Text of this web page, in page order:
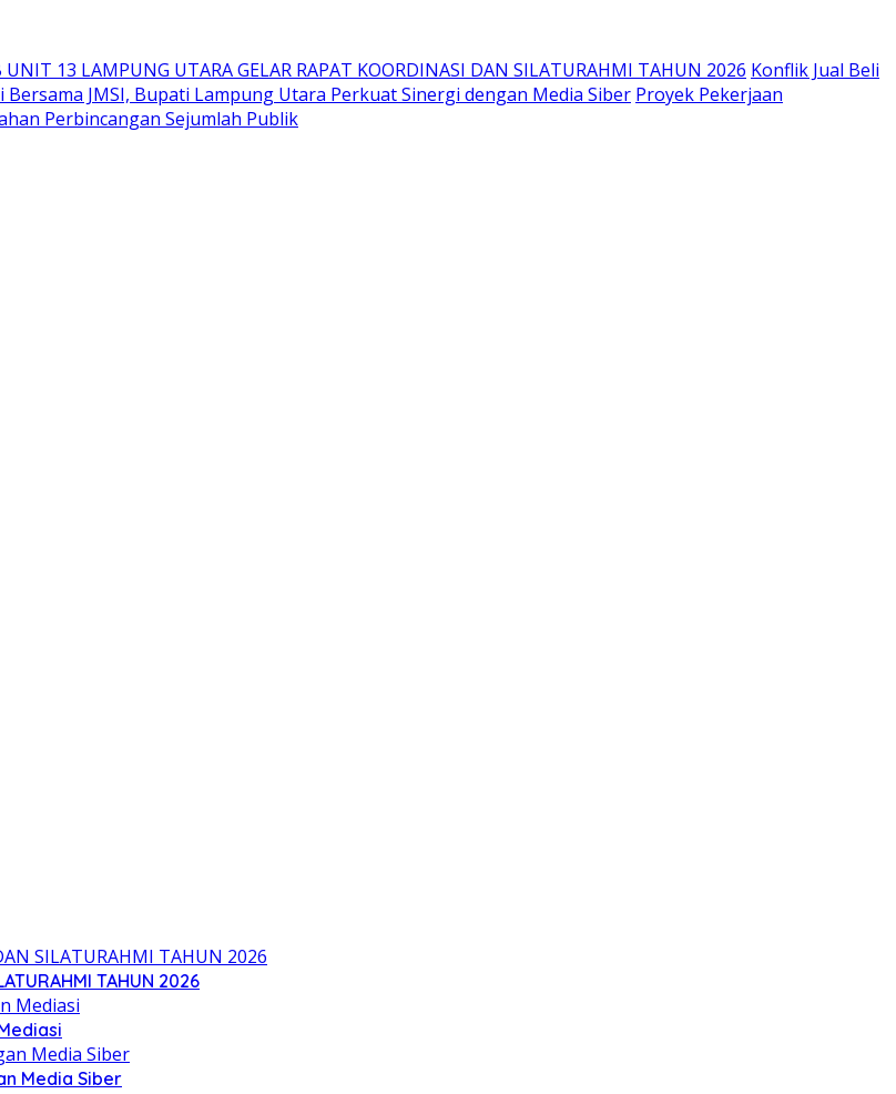
13 LAMPUNG UTARA GELAR RAPAT KOORDINASI DAN SILATURAHMI TAHUN 2026 Konflik Jual Beli
Bersama JMSI, Bupati Lampung Utara Perkuat Sinergi dengan Media Siber Proyek Pekerjaan
Perbincangan Sejumlah Publik
TAHUN 2026
Media Siber